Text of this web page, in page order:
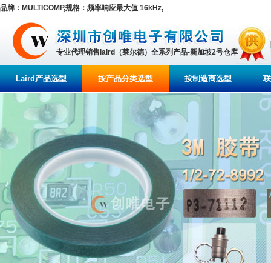
品牌：MULTICOMP,规格：频率响应最大值 16kHz,
专业代理销售laird（莱尔德）全系列产品-新加坡2号仓库
Laird产品选型 按产品分类选型 按制造商选型